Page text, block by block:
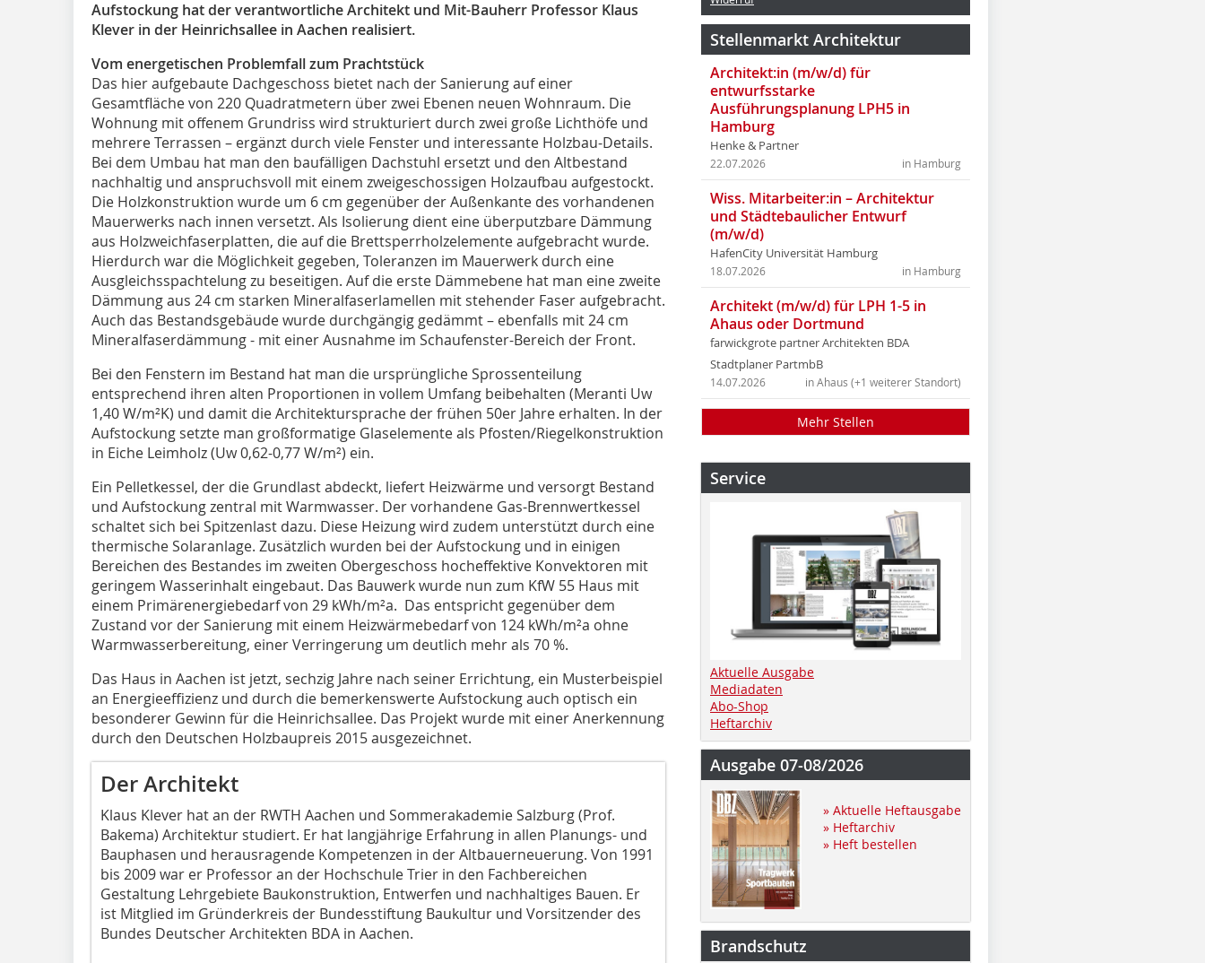
Aufstockung hat der verantwortliche Architekt und Mit-Bauherr Professor Klaus
Klever in der Heinrichsallee in Aachen realisiert.
Vom energetischen Problemfall zum Prachtstück
Das hier aufgebaute Dachgeschoss bietet nach der Sanierung auf einer
Gesamtfläche von 220 Quadratmetern über zwei Ebenen neuen Wohnraum. Die
Wohnung mit offenem Grundriss wird strukturiert durch zwei große Lichthöfe und
mehrere Terrassen – ergänzt durch viele Fenster und interessante Holzbau-Details.
Bei dem Umbau hat man den baufälligen Dachstuhl ersetzt und den Altbestand
nachhaltig und anspruchsvoll mit einem zweigeschossigen Holzaufbau aufgestockt.
Die Holzkonstruktion wurde um 6 cm gegenüber der Außenkante des vorhandenen
Mauerwerks nach innen versetzt. Als Isolierung dient eine überputzbare Dämmung
aus Holzweichfaserplatten, die auf die Brettsperrholzelemente aufgebracht wurde.
Hierdurch war die Möglichkeit gegeben, Toleranzen im Mauerwerk durch eine
Ausgleichsspachtelung zu beseitigen. Auf die erste Dämmebene hat man eine zweite
Dämmung aus 24 cm starken Mineralfaserlamellen mit stehender Faser aufgebracht.
Auch das Bestandsgebäude wurde durchgängig gedämmt – ebenfalls mit 24 cm
Mineralfaserdämmung - mit einer Ausnahme im Schaufenster-Bereich der Front.
Bei den Fenstern im Bestand hat man die ursprüngliche Sprossenteilung
entsprechend ihren alten Proportionen in vollem Umfang beibehalten (Meranti Uw
1,40 W/m²K) und damit die Architektursprache der frühen 50er Jahre erhalten. In der
Aufstockung setzte man großformatige Glaselemente als Pfosten/Riegelkonstruktion
in Eiche Leimholz (Uw 0,62-0,77 W/m²) ein.
Ein Pelletkessel, der die Grundlast abdeckt, liefert Heizwärme und versorgt Bestand
und Aufstockung zentral mit Warmwasser. Der vorhandene Gas-Brennwertkessel
schaltet sich bei Spitzenlast dazu. Diese Heizung wird zudem unterstützt durch eine
thermische Solaranlage. Zusätzlich wurden bei der Aufstockung und in einigen
Bereichen des Bestandes im zweiten Obergeschoss hocheffektive Konvektoren mit
geringem Wasserinhalt eingebaut. Das Bauwerk wurde nun zum KfW 55 Haus mit
einem Primärenergiebedarf von 29 kWh/m²a. Das entspricht gegenüber dem
Zustand vor der Sanierung mit einem Heizwärmebedarf von 124 kWh/m²a ohne
Warmwasserbereitung, einer Verringerung um deutlich mehr als 70 %.
Das Haus in Aachen ist jetzt, sechzig Jahre nach seiner Errichtung, ein Musterbeispiel
an Energieeffizienz und durch die bemerkenswerte Aufstockung auch optisch ein
besonderer Gewinn für die Heinrichsallee. Das Projekt wurde mit einer Anerkennung
durch den Deutschen Holzbaupreis 2015 ausgezeichnet.
Der Architekt
Klaus Klever hat an der RWTH Aachen und Sommerakademie Salzburg (Prof.
Bakema) Architektur studiert. Er hat langjährige Erfahrung in allen Planungs- und
Bauphasen und herausragende Kompetenzen in der Altbauerneuerung. Von 1991
bis 2009 war er Professor an der Hochschule Trier in den Fachbereichen
Gestaltung Lehrgebiete Baukonstruktion, Entwerfen und nachhaltiges Bauen. Er
ist Mitglied im Gründerkreis der Bundesstiftung Baukultur und Vorsitzender des
Bundes Deutscher Architekten BDA in Aachen.
Stellenmarkt Architektur
Architekt:in (m/w/d) für
entwurfsstarke
Ausführungsplanung LPH5 in
Hamburg
Henke & Partner
in Hamburg
22.07.2026
Wiss. Mitarbeiter:in – Architektur
und Städtebaulicher Entwurf
(m/w/d)
HafenCity Universität Hamburg
in Hamburg
18.07.2026
Architekt (m/w/d) für LPH 1-5 in
Ahaus oder Dortmund
farwickgrote partner Architekten BDA
Stadtplaner PartmbB
in Ahaus (+1 weiterer Standort)
14.07.2026
Mehr Stellen
Service
Aktuelle Ausgabe
Mediadaten
Abo-Shop
Heftarchiv
Ausgabe 07-08/2026
» Aktuelle Heftausgabe
» Heftarchiv
» Heft bestellen
Brandschutz